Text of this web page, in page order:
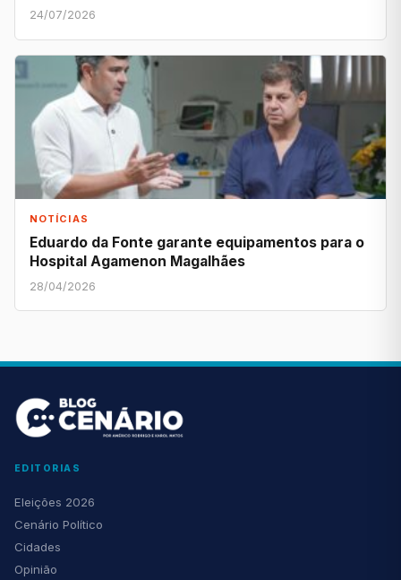
24/07/2026
NOTÍCIAS
Eduardo da Fonte garante equipamentos para o
Hospital Agamenon Magalhães
28/04/2026
EDITORIAS
Eleições 2026
Cenário Político
Cidades
Opinião